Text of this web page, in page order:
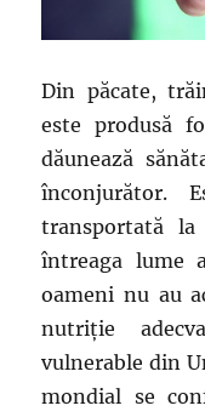
Din păcate,
este produsă
dăunează
înconjurător.
transportată
întreaga lume
oameni nu au
nutriţie
vulnerable din
mondial se